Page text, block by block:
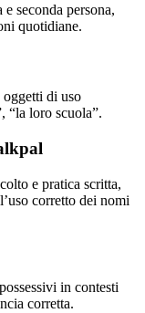
seconda persona,
quotidiane.
di uso
“la loro scuola”.
e pratica scritta,
corretto dei nomi
in contesti
corretta.